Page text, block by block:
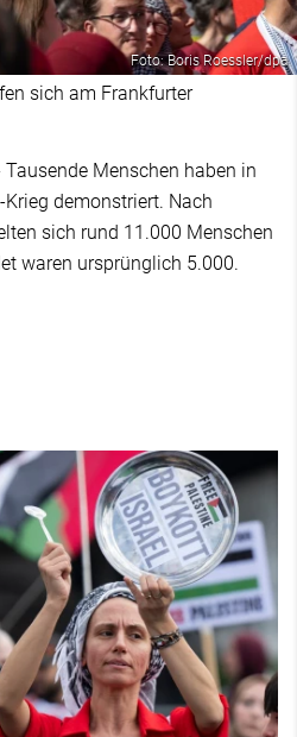
Foto: Boris Roessler/dpa
sich am Frankfurter
Menschen haben in
demonstriert. Nach
sich rund 11.000 Menschen
waren ursprünglich 5.000.